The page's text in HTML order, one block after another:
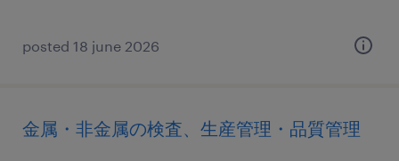
posted 18 june 2026
金属・非金属の検査、生産管理・品質管理